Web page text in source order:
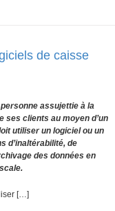
de caisse
assujettie à la
ses clients au moyen d’un
utiliser un logiciel ou un
d’inaltérabilité, de
des données en
[…]